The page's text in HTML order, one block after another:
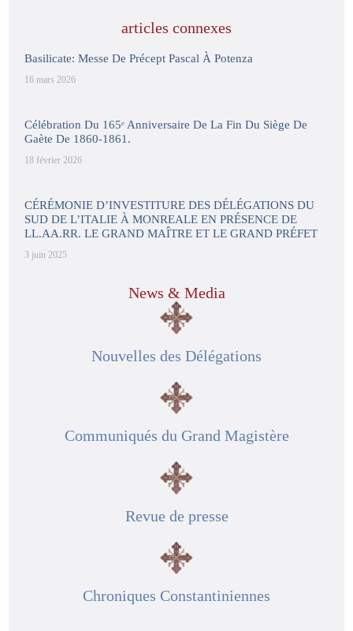
articles connexes
Basilicate: Messe De Précept Pascal À Potenza
16 mars 2026
Célébration Du 165ᵉ Anniversaire De La Fin Du Siège De
Gaète De 1860-1861.
18 février 2026
CÉRÉMONIE D’INVESTITURE DES DÉLÉGATIONS DU
SUD DE L’ITALIE À MONREALE EN PRÉSENCE DE
LL.AA.RR. LE GRAND MAÎTRE ET LE GRAND PRÉFET
3 juin 2025
News & Media
Nouvelles des Délégations
Communiqués du Grand Magistère
Revue de presse
Chroniques Constantiniennes